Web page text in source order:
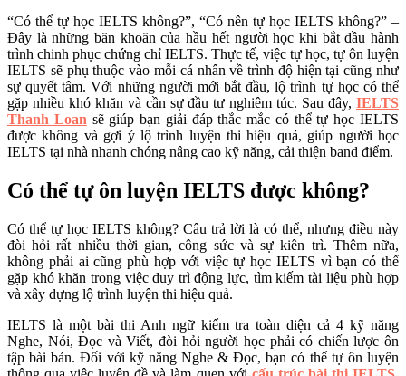
“Có thể tự học IELTS không?”, “Có nên tự học IELTS không?” –
Đây là những băn khoăn của hầu hết người học khi bắt đầu hành
trình chinh phục chứng chỉ IELTS. Thực tế, việc tự học, tự ôn luyện
IELTS sẽ phụ thuộc vào mỗi cá nhân về trình độ hiện tại cũng như
sự quyết tâm. Với những người mới bắt đầu, lộ trình tự học có thể
gặp nhiều khó khăn và cần sự đầu tư nghiêm túc. Sau đây, IELTS
Thanh Loan sẽ giúp bạn giải đáp thắc mắc có thể tự học IELTS
được không và gợi ý lộ trình luyện thi hiệu quả, giúp người học
IELTS tại nhà nhanh chóng nâng cao kỹ năng, cải thiện band điểm.
Có thể tự ôn luyện IELTS được không?
Có thể tự học IELTS không? Câu trả lời là có thể, nhưng điều này
đòi hỏi rất nhiều thời gian, công sức và sự kiên trì. Thêm nữa,
không phải ai cũng phù hợp với việc tự học IELTS vì bạn có thể
gặp khó khăn trong việc duy trì động lực, tìm kiếm tài liệu phù hợp
và xây dựng lộ trình luyện thi hiệu quả.
IELTS là một bài thi Anh ngữ kiểm tra toàn diện cả 4 kỹ năng
Nghe, Nói, Đọc và Viết, đòi hỏi người học phải có chiến lược ôn
tập bài bản. Đối với kỹ năng Nghe & Đọc, bạn có thể tự ôn luyện